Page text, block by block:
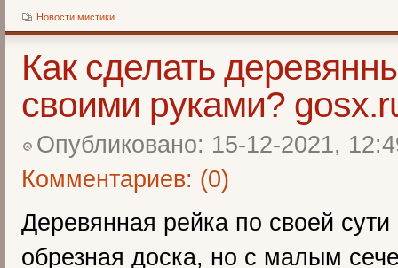
Новости мистики
Как сделать
своими руками?
Опубликовано: 15-12-2021,
Комментариев: (0)
Деревянная рейка по своей сути
обрезная доска, но с малым